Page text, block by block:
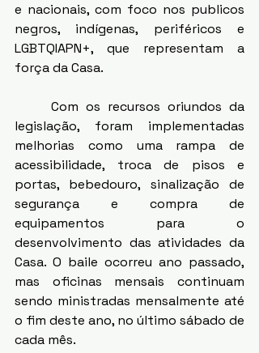
e nacionais, com foco nos publicos
negros, indígenas, periféricos e
LGBTQIAPN+, que representam a
força da Casa.
legislação, foram implementadas
melhorias como uma rampa de
acessibilidade, troca de pisos e
portas, bebedouro, sinalização de
segurança e compra de
equipamentos para o
desenvolvimento das atividades da
Casa. O baile ocorreu ano passado,
mas oficinas mensais continuam
sendo ministradas mensalmente até
o fim deste ano, no último sábado de
cada mês.